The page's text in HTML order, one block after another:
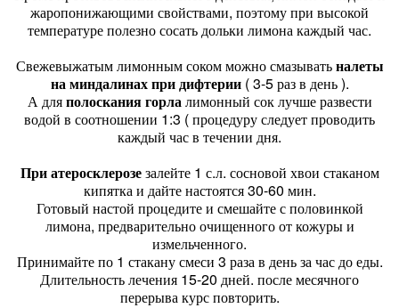
жаропонижающими свойствами, поэтому при высокой
температуре полезно сосать дольки лимона каждый час.
Свежевыжатым лимонным соком можно смазыватьналеты
на миндалинах при дифтерии( 3-5 раз в день ).
А дляполоскания горлалимонный сок лучше развести
водой в соотношении 1:3 ( процедуру следует проводить
каждый час в течении дня.
При атеросклерозезалейте 1 с.л. сосновой хвои стаканом
кипятка и дайте настоятся 30-60 мин.
Готовый настой процедите и смешайте с половинкой
лимона, предварительно очищенного от кожуры и
измельченного.
Принимайте по 1 стакану смеси 3 раза в день за час до еды.
Длительность лечения 15-20 дней. после месячного
перерыва курс повторить.